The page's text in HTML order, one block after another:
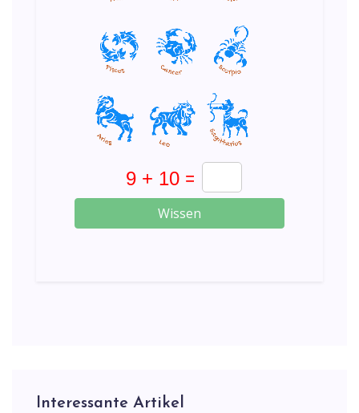
Wissen
Interessante Artikel